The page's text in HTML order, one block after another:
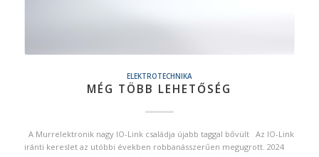
ELEKTROTECHNIKA
MÉG TÖBB LEHETŐSÉG
A Murrelektronik nagy IO-Link családja újabb taggal bővült Az IO-Link
iránti kereslet az utóbbi években robbanásszerűen megugrott. 2024